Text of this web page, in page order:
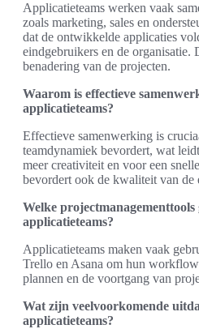
Applicatieteams werken vaak
zoals marketing, sales en
dat de ontwikkelde applicaties
eindgebruikers en de organisatie.
benadering van de projecten.
Waarom is effectieve
applicatieteams?
Effectieve samenwerking is
teamdynamiek bevordert, wat
meer creativiteit en voor een
bevordert ook de kwaliteit van de
Welke
applicatieteams?
Applicatieteams maken vaak
Trello en Asana om hun
plannen en de voortgang van
Wat zijn veelvoorkomende
applicatieteams?